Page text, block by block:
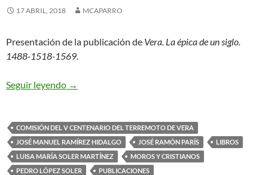
17 ABRIL, 2018 MCAPARRO
Presentación de la publicación de Vera. La épica de un siglo.
1488-1518-1569.
Seguir leyendo EDICIÓN DE LA ÉPICA DE UN SIGLO 1488-
→
COMISIÓN DEL V CENTENARIO DEL TERREMOTO DE VERA
JOSÉ MANUEL RAMÍREZ HIDALGO
JOSÉ RAMÓN PARÍS
LIBROS
LUISA MARÍA SOLER MARTÍNEZ
MOROS Y CRISTIANOS
PEDRO LÓPEZ SOLER
PUBLICACIONES